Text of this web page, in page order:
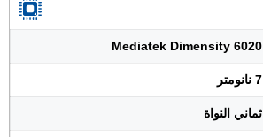
Mediatek Dimensity 6020
7 نانومتر
ثماني النواة